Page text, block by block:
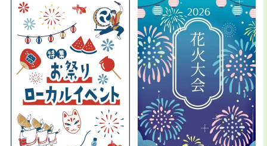
県内地域とのこころの距離が キュッと縮まる
ような情報を発信していきます。